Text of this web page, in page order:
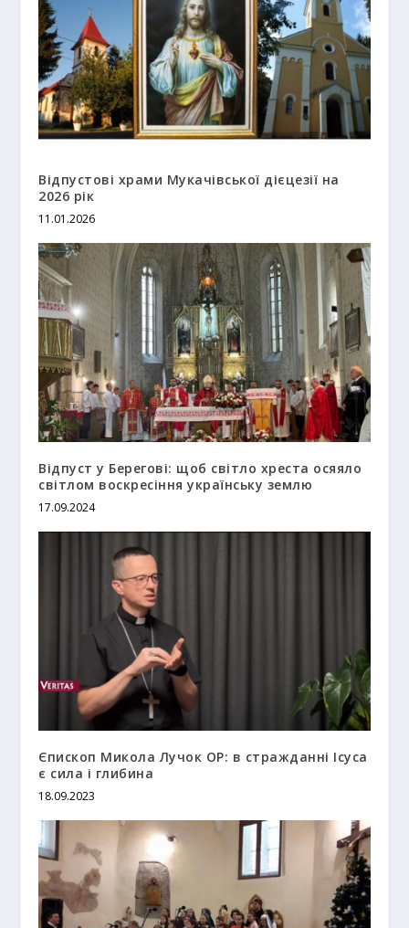
Відпустові храми Мукачівської дієцезії на
2026 рік
11.01.2026
Відпуст у Берегові: щоб світло хреста осяяло
світлом воскресіння українську землю
17.09.2024
Єпископ Микола Лучок ОР: в стражданні Ісуса
є сила і глибина
18.09.2023